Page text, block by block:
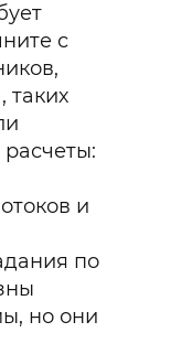
с
таких
и
по
но они